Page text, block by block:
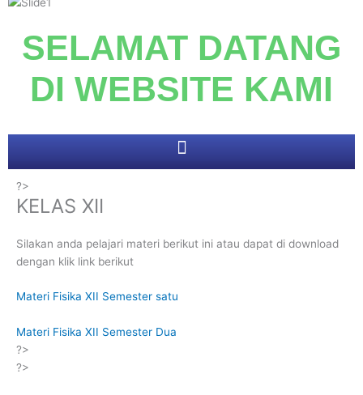
SELAMAT DATANG
DI WEBSITE KAMI
?>
KELAS XII
Silakan anda pelajari materi berikut ini atau dapat di download
dengan klik link berikut
Materi Fisika XII Semester satu
Materi Fisika XII Semester Dua
?>
?>